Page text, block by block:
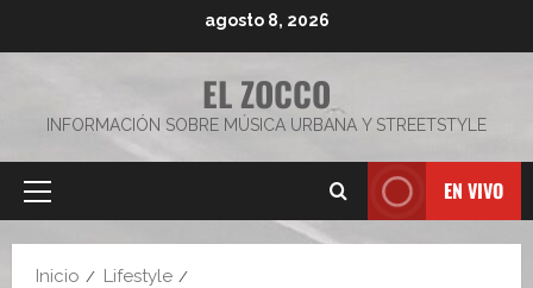
agosto 8, 2026
EL ZOCCO
INFORMACIÓN SOBRE MÚSICA URBANA Y STREETSTYLE
Menú
EN VIVO
Inicio
Lifestyle